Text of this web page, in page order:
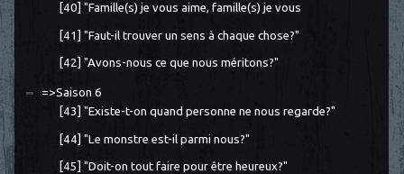
[40] "Famille(s) je vous aime, famille(s) je vous
[41] "Faut-il trouver un sens à chaque chose?"
[42] "Avons-nous ce que nous méritons?"
=>Saison 6
[43] "Existe-t-on quand personne ne nous regarde?"
[44] "Le monstre est-il parmi nous?"
[45] "Doit-on tout faire pour être heureux?"